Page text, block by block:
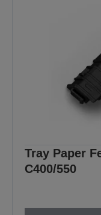
Tray Paper
C400/550